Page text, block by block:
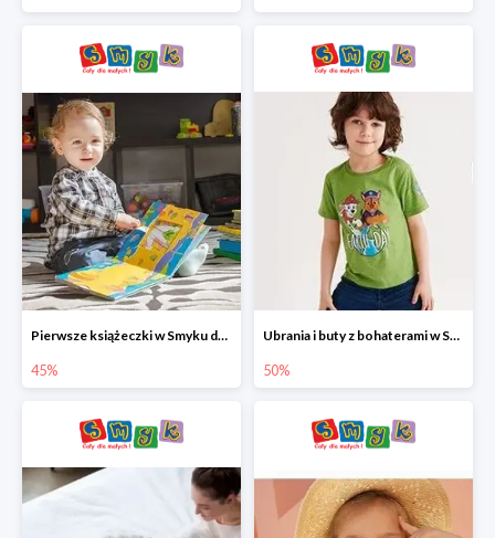
Pierwsze książeczki w Smyku do -45%
45%
Ubrania i buty z bohaterami w Smyku do -50%
50%